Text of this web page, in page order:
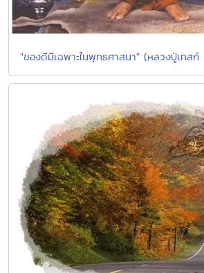
"ของดีมีเฉพาะในพุทธศาสนา" (หลวงปู่เทสก์